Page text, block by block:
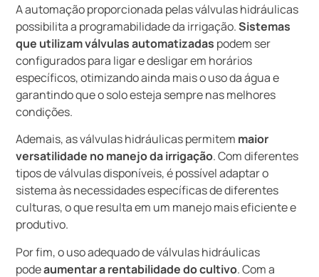
A automação proporcionada pelas válvulas hidráulicas
possibilita a programabilidade da irrigação.Sistemas
que utilizam válvulas automatizadas podem ser
configurados para ligar e desligar em horários
específicos, otimizando ainda mais o uso da água e
garantindo que o solo esteja sempre nas melhores
condições.
Ademais, as válvulas hidráulicas permitem maior
versatilidade no manejo da irrigação. Com diferentes
tipos de válvulas disponíveis, é possível adaptar o
sistema às necessidades específicas de diferentes
culturas, o que resulta em um manejo mais eficiente e
produtivo.
Por fim, o uso adequado de válvulas hidráulicas
podeaumentar a rentabilidade do cultivo. Com a